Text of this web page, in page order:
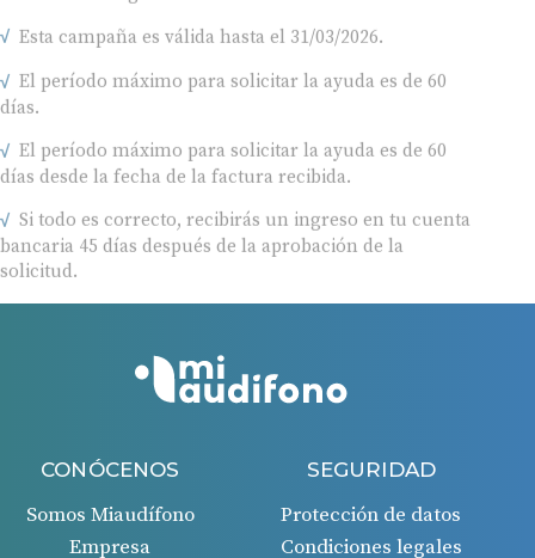
días.
días desde la fecha de la factura recibida.
bancaria 45 días después de la aprobación de la
solicitud.
CONÓCENOS
Somos Miaudífono
Empresa
SEGURIDAD
Protección de datos
Condiciones legales